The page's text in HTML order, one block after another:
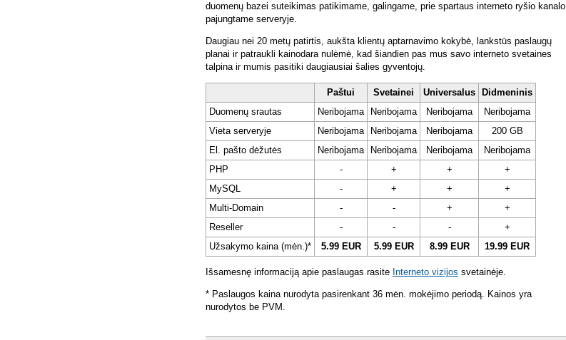
duomenų bazei suteikimas patikimame, galingame, prie spartaus interneto ryšio kanalo
pajungtame serveryje.
Daugiau nei 20 metų patirtis, aukšta klientų aptarnavimo kokybė, lankstūs paslaugų
planai ir patraukli kainodara nulėmė, kad šiandien pas mus savo interneto svetaines
talpina ir mumis pasitiki daugiausiai šalies gyventojų.
Paštui Svetainei Universalus
Didmeninis
Duomenų srautas
Neribojama Neribojama Neribojama
Neribojama
Vieta serveryje
Neribojama Neribojama Neribojama
200 GB
El. pašto dėžutės
Neribojama Neribojama Neribojama
Neribojama
PHP
- + +
+
MySQL
- + +
+
Multi-Domain
- - +
+
Reseller
- - -
+
Užsakymo kaina (mėn.)*
5.99 EUR 5.99 EUR 8.99 EUR 19.99 EUR
Išsamesnę informaciją apie paslaugas rasite Interneto vizijos svetainėje.
* Paslaugos kaina nurodyta pasirenkant 36 mėn. mokėjimo periodą. Kainos yra
nurodytos be PVM.